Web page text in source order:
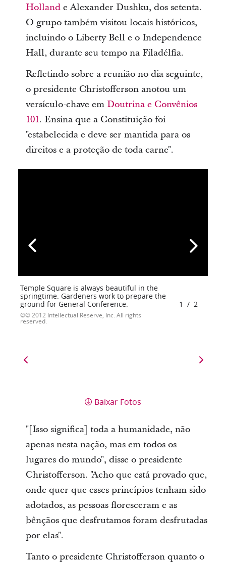
Hollande Alexander Dushku, dos setenta.
O grupo também visitou locais históricos,
incluindo o Liberty Bell e o Independence
Hall, durante seu tempo na Filadélfia.
Refletindo sobre a reunião no dia seguinte,
o presidente Christofferson anotou um
versículo-chave em Doutrina e Convênios
101. Ensina que a Constituição foi
"estabelecida e deve ser mantida para os
direitos e a proteção de toda carne".
Temple Square is always beautiful in the
springtime. Gardeners work to prepare the
ground for General Conference.
© 2012 Intellectual Reserve, Inc. All rights
reserved.
1 / 2
Baixar Fotos
"[Isso significa] toda a humanidade, não
apenas nesta nação, mas em todos os
lugares do mundo", disse o presidente
Christofferson. "Acho que está provado que,
onde quer que esses princípios tenham sido
adotados, as pessoas floresceram e as
bênçãos que desfrutamos foram desfrutadas
por elas".
Tanto o presidente Christofferson quanto o